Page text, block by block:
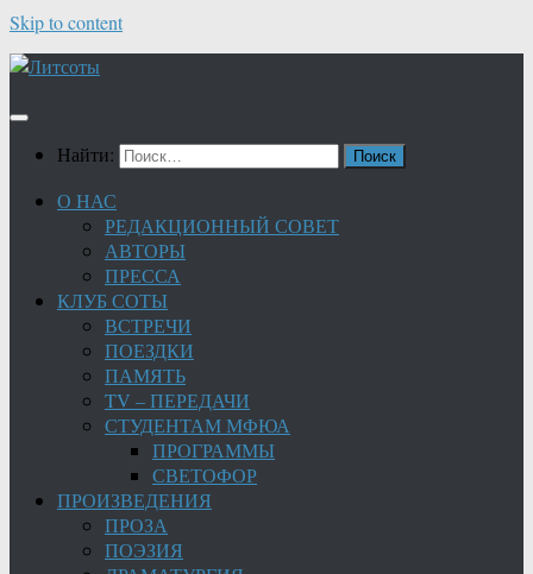
Skip to content
Найти:
О НАС
РЕДАКЦИОННЫЙ СОВЕТ
АВТОРЫ
ПРЕССА
КЛУБ СОТЫ
ВСТРЕЧИ
ПОЕЗДКИ
ПАМЯТЬ
TV – ПЕРЕДАЧИ
СТУДЕНТАМ МФЮА
ПРОГРАММЫ
СВЕТОФОР
ПРОИЗВЕДЕНИЯ
ПРОЗА
ПОЭЗИЯ